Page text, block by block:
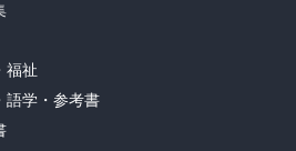
福祉
語学・参考書